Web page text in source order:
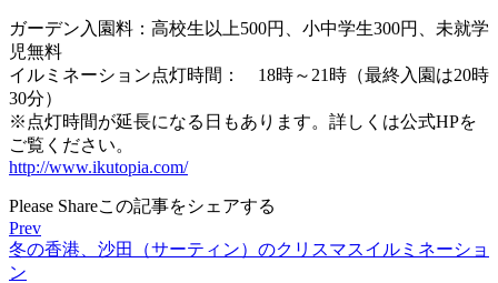
ガーデン入園料：高校生以上500円、小中学生300円、未就学
児無料
イルミネーション点灯時間： 18時～21時（最終入園は20時
30分）
※点灯時間が延長になる日もあります。詳しくは公式HPを
ご覧ください。
http://www.ikutopia.com/
Please Shareこの記事をシェアする
Prev
冬の香港、沙田（サーティン）のクリスマスイルミネーショ
ン